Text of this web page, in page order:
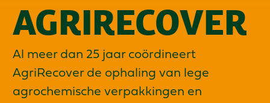
AGRIRECOVER
Al meer dan 25 jaar coördineert
AgriRecover de ophaling van lege
agrochemische verpakkingen en